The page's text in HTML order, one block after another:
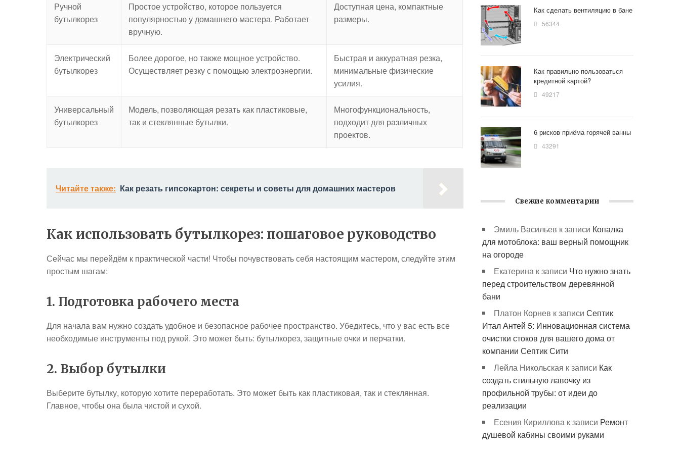
Ручной
бутылкорез
Простое устройство, которое пользуется
популярностью у домашнего мастера. Работает
вручную.
Доступная цена, компактные
размеры.
Электрический
бутылкорез
Более дорогое, но также мощное устройство.
Осуществляет резку с помощью электроэнергии.
Быстрая и аккуратная резка,
минимальные физические
усилия.
Универсальный
бутылкорез
Модель, позволяющая резать как пластиковые,
так и стеклянные бутылки.
Многофункциональность,
подходит для различных
проектов.
Читайте также: Как резать гипсокартон: секреты и советы для домашних мастеров
Как использовать бутылкорез: пошаговое руководство
Сейчас мы перейдём к практической части! Чтобы почувствовать себя настоящим мастером, следуйте этим
простым шагам:
1. Подготовка рабочего места
Для начала вам нужно создать удобное и безопасное рабочее пространство. Убедитесь, что у вас есть все
необходимые инструменты под рукой. Это может быть: бутылкорез, защитные очки и перчатки.
2. Выбор бутылки
Выберите бутылку, которую хотите переработать. Это может быть как пластиковая, так и стеклянная.
Главное, чтобы она была чистой и сухой.
Как сделать вентиляцию в бане
56344
Как правильно пользоваться
кредитной картой?
49217
6 рисков приёма горячей ванны
43291
Свежие комментарии
Эмиль Васильев к записи Копалка
для мотоблока: ваш верный помощник
на огороде
Екатерина к записи Что нужно знать
перед строительством деревянной
бани
Платон Корнев к записиСептик
Итал Антей 5: Инновационная система
очистки стоков для вашего дома от
компании Септик Сити
Лейла Никольская к записи Как
создать стильную лавочку из
профильной трубы: от идеи до
реализации
Есения Кириллова к записи Ремонт
душевой кабины своими руками